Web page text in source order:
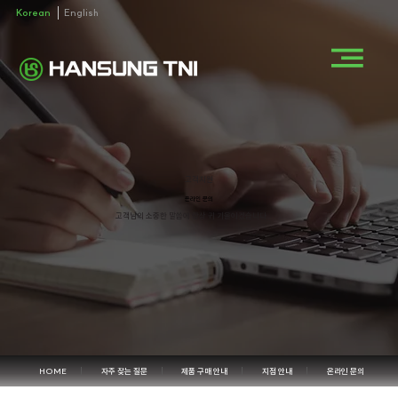
Korean English
온라인 문의
고객님의 소중한 말씀에 항상 귀 기울이겠습니다.
HOME 자주 찾는 질문 제품 구매 안내 지점 안내 온라인 문의